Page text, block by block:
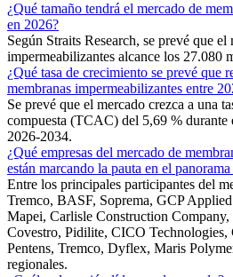
¿Qué tamaño tendrá el mercado de
en 2026?
Según Straits Research, se prevé que el
impermeabilizantes alcance los 27.080
¿Qué tasa de crecimiento se prevé que
membranas impermeabilizantes entre
Se prevé que el mercado crezca a una
compuesta (TCAC) del 5,69 % durante
2026-2034.
¿Qué empresas del mercado de
están marcando la pauta en el
Entre los principales participantes del
Tremco, BASF, Soprema, GCP
Mapei, Carlisle Construction
Covestro, Pidilite, CICO Technologies,
Pentens, Tremco, Dyflex, Maris
regionales.